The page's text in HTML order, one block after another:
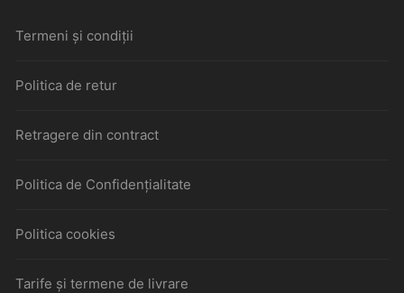
Termeni și condiții
Politica de retur
Retragere din contract
Politica de Confidențialitate
Politica cookies
Tarife și termene de livrare